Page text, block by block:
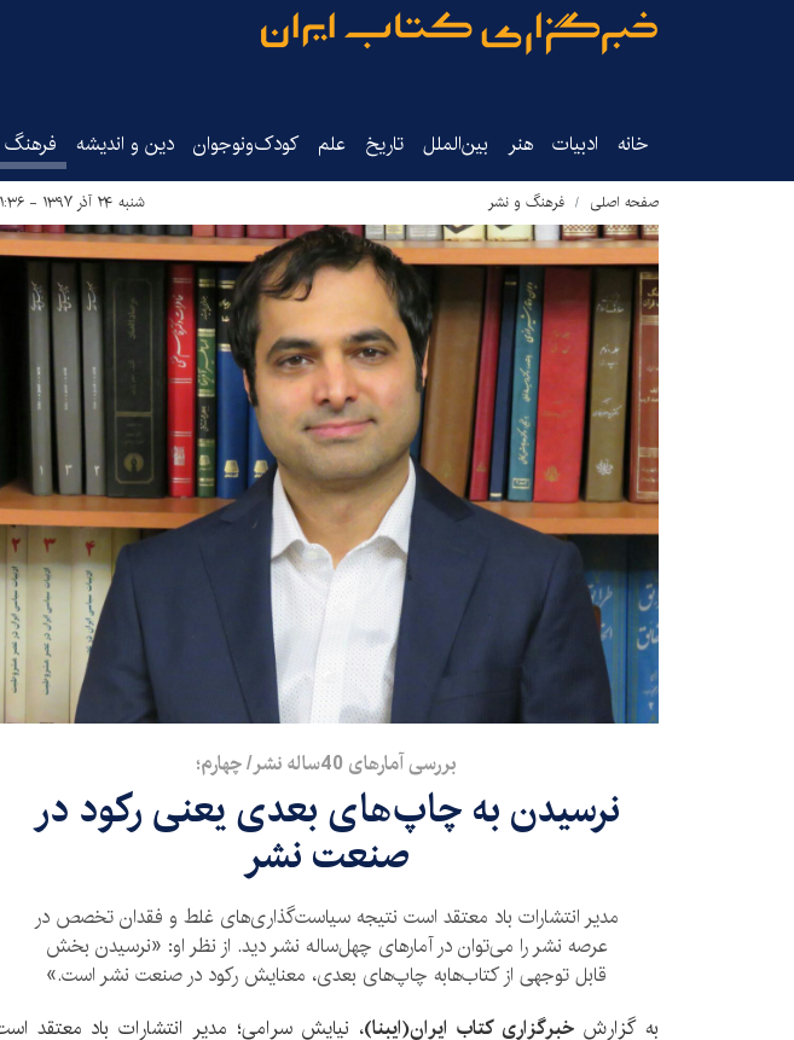
خانه ادبیات هنر بین‌الملل تاریخ‌ علم کودک‌ونوجوان دین و اندیشه
صفحه اصلی فرهنگ و نشر شنبه ۲۴ آذر ۱۳۹۷ - ۱۱:۳۶
​بررسی آمارهای 40ساله نشر/ چهارم؛
نرسیدن به چاپ‌های بعدی یعنی رکود در
صنعت نشر
مدیر انتشارات باد معتقد است نتیجه سیاست‌گذاری‌های غلط و فقدان تخصص در
عرصه نشر را می‌توان در آمارهای چهل‌ساله نشر دید. از نظر او: «نرسیدن بخش
قابل توجهی از کتاب‌هابه چاپ‌های بعدی، معنایش رکود در صنعت نشر است.»
به گزارشخبرگزاری کتاب ایران(ایبنا)، نیایش سرامی؛ مدیر انتشارات باد معتقد